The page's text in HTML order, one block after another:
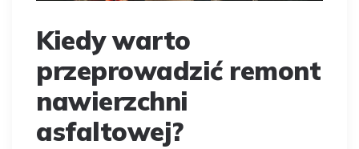
Kiedy warto
przeprowadzić remont
nawierzchni
asfaltowej?